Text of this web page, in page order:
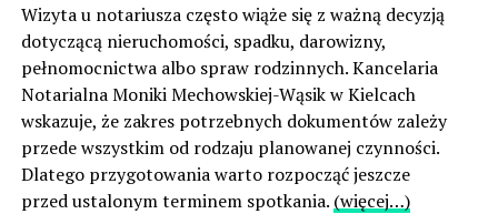
Wizyta u notariusza często wiąże się z ważną decyzją
dotyczącą nieruchomości, spadku, darowizny,
pełnomocnictwa albo spraw rodzinnych. Kancelaria
Notarialna Moniki Mechowskiej-Wąsik w Kielcach
wskazuje, że zakres potrzebnych dokumentów zależy
przede wszystkim od rodzaju planowanej czynności.
Dlatego przygotowania warto rozpocząć jeszcze
przed ustalonym terminem spotkania. (więcej…)